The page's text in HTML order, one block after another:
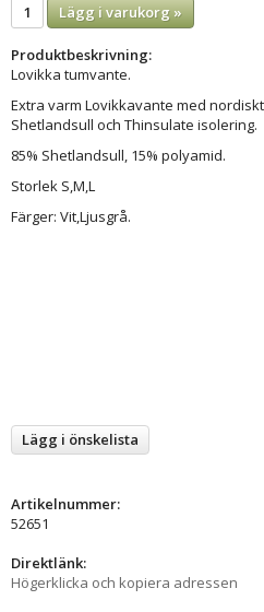
Lägg i varukorg »
Produktbeskrivning:
Lovikka tumvante.
Extra varm Lovikkavante med
Shetlandsull och Thinsulate isolering.
85% Shetlandsull, 15% polyamid.
Storlek S,M,L
Färger: Vit,Ljusgrå.
Lägg i önskelista
Artikelnummer:
52651
Direktlänk:
Högerklicka och kopiera adressen